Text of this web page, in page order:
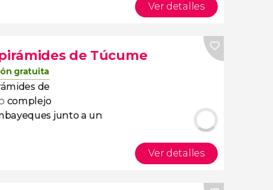
Ver detalles
de Túcume
gratuita
de
complejo
junto a un
Ver detalles